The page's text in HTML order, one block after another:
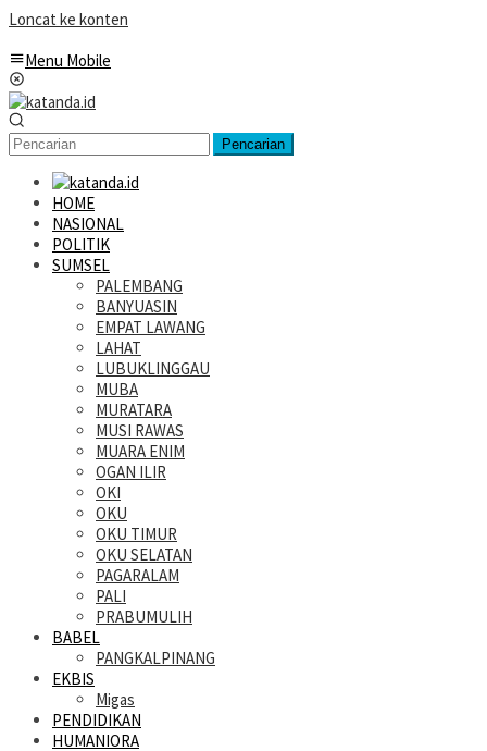
Loncat ke konten
Menu Mobile
Pencarian
HOME
NASIONAL
POLITIK
SUMSEL
PALEMBANG
BANYUASIN
EMPAT LAWANG
LAHAT
LUBUKLINGGAU
MUBA
MURATARA
MUSI RAWAS
MUARA ENIM
OGAN ILIR
OKI
OKU
OKU TIMUR
OKU SELATAN
PAGARALAM
PALI
PRABUMULIH
BABEL
PANGKALPINANG
EKBIS
Migas
PENDIDIKAN
HUMANIORA